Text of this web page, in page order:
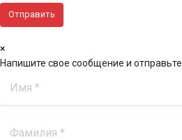
×
Напишите свое сообщение и отправьте